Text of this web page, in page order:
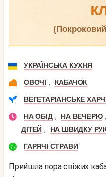
УКРАЇНСЬКА КУХНЯ
ОВОЧІ , КАБАЧОК
ВЕГЕТАРІАНСЬКЕ
НА ОБІД , НА ВЕЧЕРЮ ,
ДІТЕЙ , НА ШВИДКУ
ГАРЯЧІ СТРАВИ
Прийшла пора свіжих